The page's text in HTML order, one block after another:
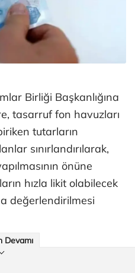
Birliği Başkanlığına
tasarruf fon havuzları
tutarların
sınırlandırılarak,
önüne
hızla likit olabilecek
değerlendirilmesi
Devamı